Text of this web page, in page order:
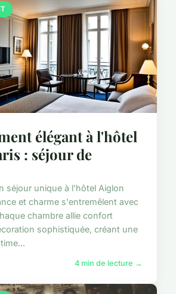
élégant à l'hôtel
: séjour de
séjour unique à l'hôtel Aiglon
et charme s'entremêlent avec
chambre allie confort
sophistiquée, créant une
4 min de lecture →